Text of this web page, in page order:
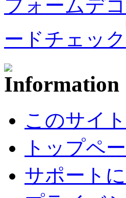
フォームデ
ードチェック
このサイ
トップペ
サポート